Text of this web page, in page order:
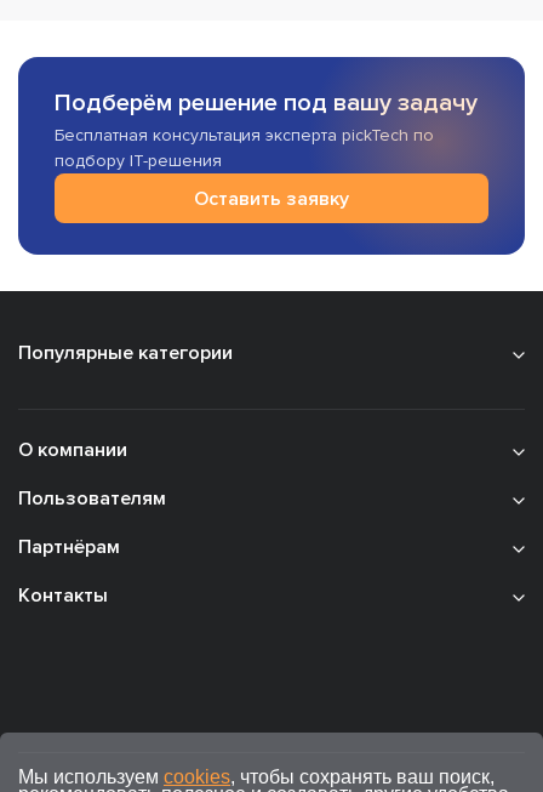
Подберём решение под вашу задачу
Бесплатная консультация эксперта pickTech по
подбору IT-решения
Оставить заявку
Популярные категории
О компании
Пользователям
Партнёрам
Контакты
Мы используем cookies, чтобы сохранять ваш поиск,